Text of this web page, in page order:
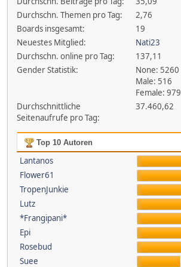
Durchschn. Themen pro Tag:
2,76
Boards insgesamt:
19
Neuestes Mitglied:
Nati23
Durchschn. online pro Tag:
137,11
Gender Statistik:
None: 5260
Male: 516
Female: 979
Durchschnittliche
Seitenaufrufe pro Tag:
37.460,62
Top 10 Autoren
Lantanos
Flower61
TropenJunkie
Lutz
*Frangipani*
Epi
Rosebud
Suee